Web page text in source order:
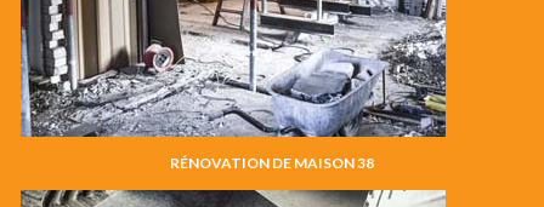
RÉNOVATION DE MAISON 38